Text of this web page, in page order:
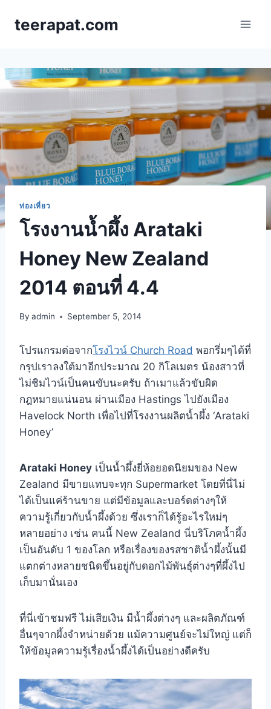
teerapat.com
ท่องเที่ยว
โรงงานน้ำผึ้ง Arataki
Honey New Zealand
2014 ตอนที่ 4.4
By admin September 5, 2014
โปรแกรมต่อจากโรงไวน์ Church Road พอกรึ่มๆได้ที่
กรุปเราลงใต้มาอีกประมาณ 20 กิโลเมตร น้องสาวที่
ไม่ชิมไวน์เป็นคนขับนะครับ ถ้าเมาแล้วขับผิด
กฎหมายแน่นอน ผ่านเมือง Hastings ไปยังเมือง
Havelock North เพื่อไปที่โรงงานผลิตน้ำผึ้ง ‘Arataki
Honey’
Arataki Honey เป็นน้ำผึ้งยี่ห้อยอดนิยมของ New
Zealand มีขายแทบจะทุก Supermarket โดยที่นี่ไม่
ได้เป็นแค่ร้านขาย แต่มีข้อมูลและบอร์ดต่างๆให้
ความรู้เกี่ยวกับน้ำผึ้งด้วย ซึ่งเราก็ได้รู้อะไรใหม่ๆ
หลายอย่าง เช่น คนนี้ New Zealand นี่บริโภคน้ำผึ้ง
เป็นอันดับ 1 ของโลก หรือเรื่องของรสชาติน้ำผึ้งนั้นมี
แตกต่างหลายชนิดขึ้นอยู่กับดอกไม้พันธุ์ต่างๆที่ผึ้งไป
เก็บมานั่นเอง
ที่นี่เข้าชมฟรี ไม่เสียเงิน มีน้ำผึ้งต่างๆ และผลิตภัณฑ์
อื่นๆจากผึ้งจำหน่ายด้วย แม้ความศูนย์จะไม่ใหญ่ แต่ก็
ให้ข้อมูลความรู้เรื่องน้ำผึ้งได้เป็นอย่างดีครับ